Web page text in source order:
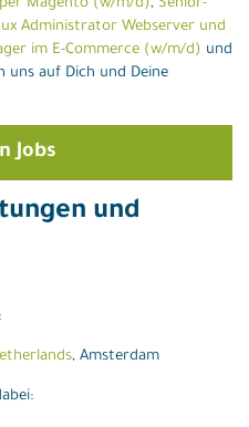
Magento (w/m/d), Senior-
Administrator Webserver und
im E-Commerce (w/m/d) und
uns auf Dich und Deine
Jobs
und
, Amsterdam